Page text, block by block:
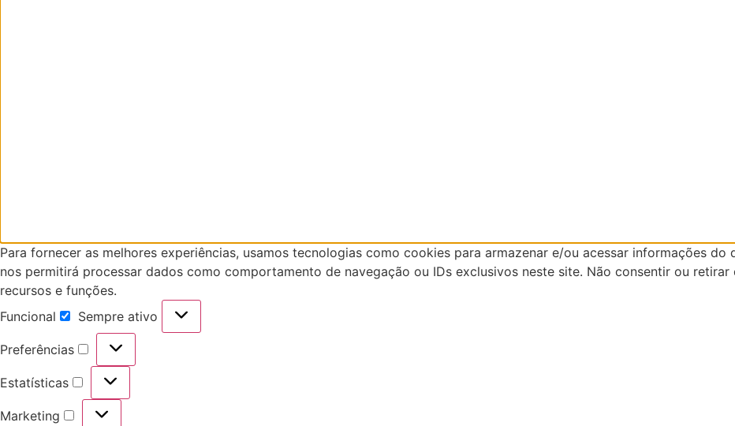
Para fornecer as melhores experiências, usamos tecnologias como cookies para armazenar e/ou acessar informações
nos permitirá processar dados como comportamento de navegação ou IDs exclusivos neste site. Não consentir ou
recursos e funções.
Funcional
Funcional
Sempre ativo
Preferências
Preferências
Estatísticas
Estatísticas
Marketing
Marketing